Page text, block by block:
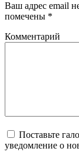
Ваш адрес email
помечены *
Комментарий
Поставьте
уведомление о